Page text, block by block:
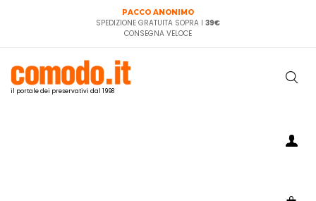
PACCO ANONIMO
SPEDIZIONE GRATUITA SOPRA I 39€
CONSEGNA VELOCE
il portale dei preservativi dal 1998